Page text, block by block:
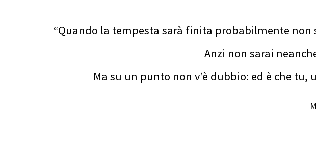
“Quando la tempesta sarà finita probabilmente
Anzi non sarai
Ma su un punto non v’è dubbio: ed è che